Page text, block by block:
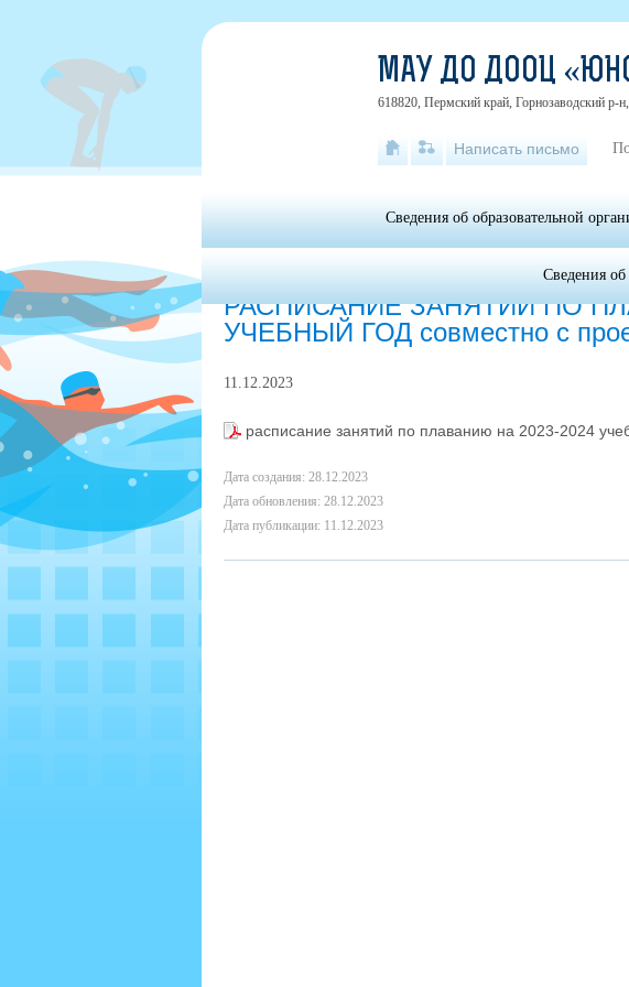
РАСПИСАНИЕ ЗАНЯТИЙ ПО
УЧЕБНЫЙ ГОД совместно с
11.12.2023
расписание занятий по плаванию на 2023-2024
Дата создания: 28.12.2023
Дата обновления: 28.12.2023
Дата публикации: 11.12.2023
МАУ ДО ДООЦ
618820, Пермский край, Горнозаводский
Написать письмо
Сведения об образовательной
Сведения